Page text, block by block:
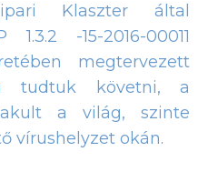
Klaszter által
-15-2016-00011
megtervezett
tudtuk követni, a
a világ, szinte
vírushelyzet okán.